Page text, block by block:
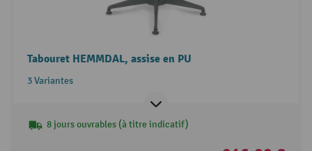
Tabouret HEMMDAL, assise en PU
3 Variantes
8 jours ouvrables (à titre indicatif)